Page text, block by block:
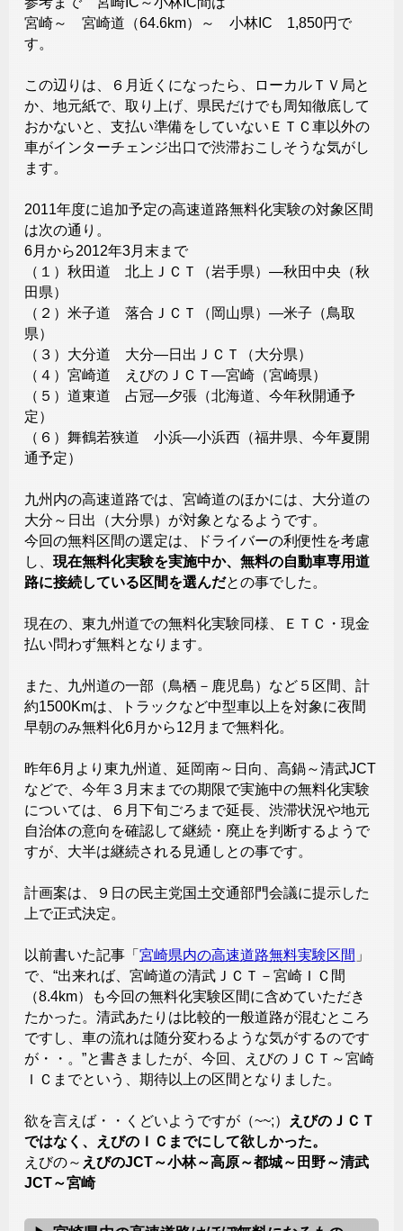
宮崎～ 宮崎道（64.6km）～ 小林IC 1,850円で
す。
この辺りは、６月近くになったら、ローカルＴＶ局と
か、地元紙で、取り上げ、県民だけでも周知徹底して
おかないと、支払い準備をしていないＥＴＣ車以外の
車がインターチェンジ出口で渋滞おこしそうな気がし
ます。
2011年度に追加予定の高速道路無料化実験の対象区間
は次の通り。
6月から2012年3月末まで
（１）秋田道 北上ＪＣＴ（岩手県）―秋田中央（秋
田県）
（２）米子道 落合ＪＣＴ（岡山県）―米子（鳥取
県）
（３）大分道 大分―日出ＪＣＴ（大分県）
（４）宮崎道 えびのＪＣＴ―宮崎（宮崎県）
（５）道東道 占冠―夕張（北海道、今年秋開通予
定）
（６）舞鶴若狭道 小浜―小浜西（福井県、今年夏開
通予定）
九州内の高速道路では、宮崎道のほかには、大分道の
大分～日出（大分県）が対象となるようです。
今回の無料区間の選定は、ドライバーの利便性を考慮
し、現在無料化実験を実施中か、無料の自動車専用道
路に接続している区間を選んだとの事でした。
現在の、東九州道での無料化実験同様、ＥＴＣ・現金
払い問わず無料となります。
また、九州道の一部（鳥栖－鹿児島）など５区間、計
約1500Kmは、トラックなど中型車以上を対象に夜間
早朝のみ無料化6月から12月まで無料化。
昨年6月より東九州道、延岡南～日向、高鍋～清武JCT
などで、今年３月末までの期限で実施中の無料化実験
については、６月下旬ごろまで延長、渋滞状況や地元
自治体の意向を確認して継続・廃止を判断するようで
すが、大半は継続される見通しとの事です。
計画案は、９日の民主党国土交通部門会議に提示した
上で正式決定。
以前書いた記事「宮崎県内の高速道路無料実験区間 」
で、“出来れば、宮崎道の清武ＪＣＴ－宮崎ＩＣ間
（8.4km）も今回の無料化実験区間に含めていただき
たかった。清武あたりは比較的一般道路が混むところ
ですし、車の流れは随分変わるような気がするのです
が・・。”と書きましたが、今回、えびのＪＣＴ～宮崎
ＩＣまでという、期待以上の区間となりました。
欲を言えば・・くどいようですが（~~;）
えびのＪＣＴ
ではなく、えびのＩＣまでにして欲しかった。
えびの～ えびのJCT～小林～高原～都城～田野～清武
JCT～宮崎